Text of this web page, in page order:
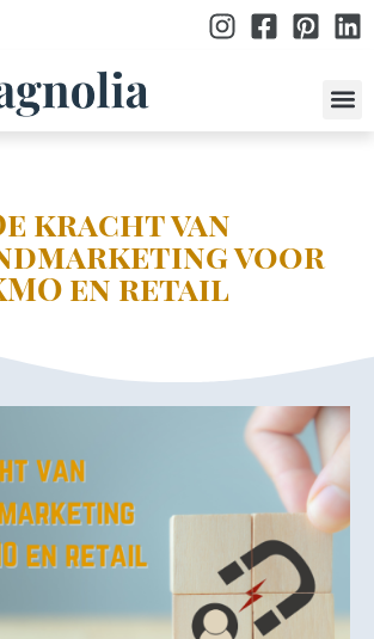
kracht van
voor
en retail